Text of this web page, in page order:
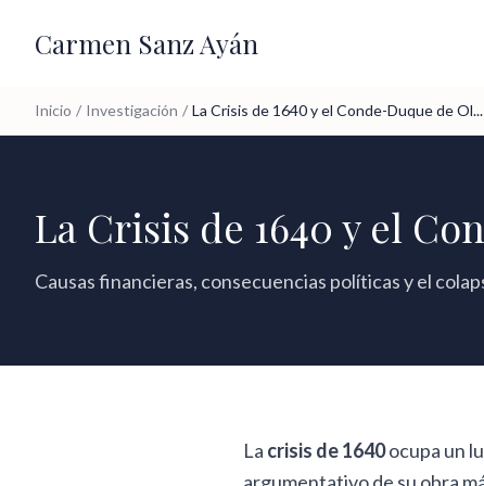
Carmen Sanz Ayán
Inicio / Investigación / La Crisis de 1640 y el Conde-Duque de Ol...
La Crisis de 1640 y el
Causas financieras, consecuencias políticas y el
La crisis de 1640ocupa un